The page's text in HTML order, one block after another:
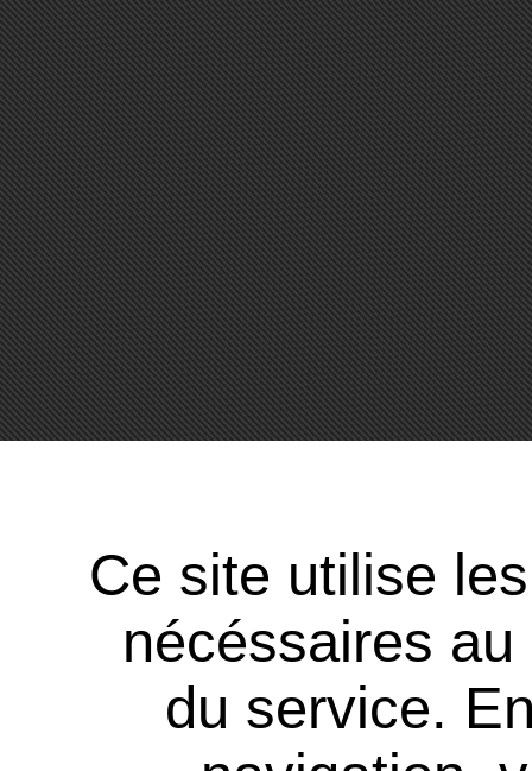
Ce site utilise
nécéssaires
du service.